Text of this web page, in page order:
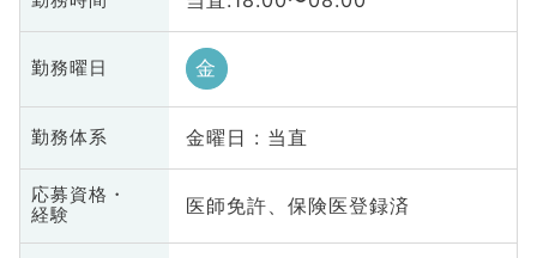
勤務曜日 金
勤務体系 金曜日 : 当直
応募資格・
経験
医師免許、保険医登録済